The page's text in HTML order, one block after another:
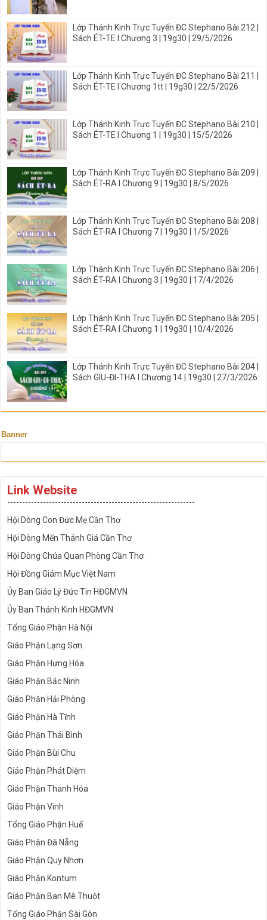
Lớp Thánh Kinh Trực Tuyến ĐC Stephano Bài 212 |
Sách ÉT-TE I Chương 3 | 19g30 | 29/5/2026
Lớp Thánh Kinh Trực Tuyến ĐC Stephano Bài 211 |
Sách ÉT-TE I Chương 1tt | 19g30 | 22/5/2026
Lớp Thánh Kinh Trực Tuyến ĐC Stephano Bài 210 |
Sách ÉT-TE I Chương 1 | 19g30 | 15/5/2026
Lớp Thánh Kinh Trực Tuyến ĐC Stephano Bài 209 |
Sách ÉT-RA I Chương 9 | 19g30 | 8/5/2026
Lớp Thánh Kinh Trực Tuyến ĐC Stephano Bài 208 |
Sách ÉT-RA I Chương 7 | 19g30 | 1/5/2026
Lớp Thánh Kinh Trực Tuyến ĐC Stephano Bài 206 |
Sách ÉT-RA I Chương 3 | 19g30 | 17/4/2026
Lớp Thánh Kinh Trực Tuyến ĐC Stephano Bài 205 |
Sách ÉT-RA I Chương 1 | 19g30 | 10/4/2026
Lớp Thánh Kinh Trực Tuyến ĐC Stephano Bài 204 |
Sách GIU-ĐI-THA I Chương 14 | 19g30 | 27/3/2026
Banner
Link Website
---------------------------------------------------------------
Hội Dòng Con Đức Mẹ Cần Thơ
Hội Dòng Mến Thánh Giá Cần Thơ
Hội Dòng Chúa Quan Phòng Cần Thơ
Hội Đồng Giám Mục Việt Nam
Ủy Ban Giáo Lý Đức Tin HĐGMVN
Ủy Ban Thánh Kinh HĐGMVN
Tổng Giáo Phận Hà Nội
Giáo Phận Lạng Sơn
Giáo Phận Hưng Hóa
Giáo Phận Bắc Ninh
Giáo Phận Hải Phòng
Giáo Phận Hà Tĩnh
Giáo Phận Thái Bình
Giáo Phận Bùi Chu
Giáo Phận Phát Diệm
Giáo Phận Thanh Hóa
Giáo Phận Vinh
Tổng Giáo Phận Huế
Giáo Phận Đà Nẵng
Giáo Phận Quy Nhơn
Giáo Phận Kontum
Giáo Phận Ban Mê Thuột
Tổng Giáo Phận Sài Gòn